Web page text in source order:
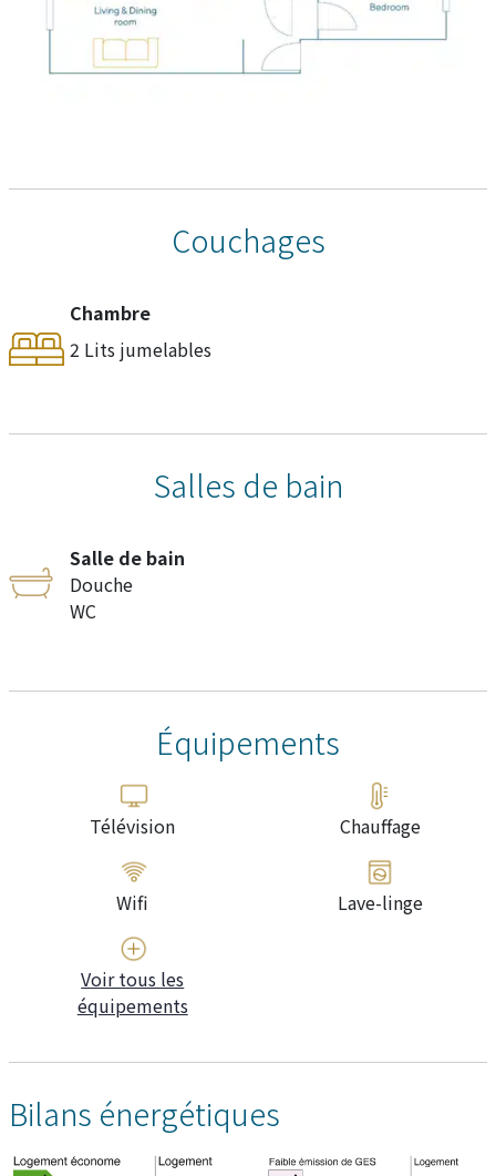
Couchages
Chambre
2 Lits jumelables
Salles de bain
Salle de bain
Douche
WC
Équipements
Télévision Chauffage
Wifi Lave-linge
Voir tous les
équipements
Bilans énergétiques